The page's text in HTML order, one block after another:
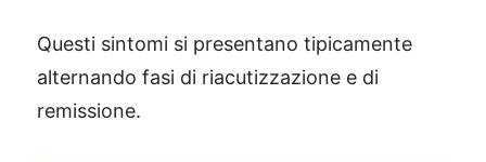
Questi sintomi si presentano tipicamente
alternando fasi di riacutizzazione e di
remissione.